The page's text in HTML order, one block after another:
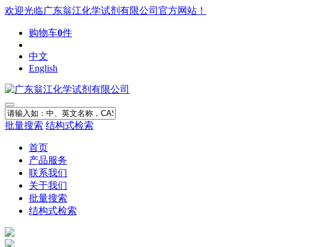
欢迎光临广东翁江化学试剂有限公司官方网站！
购物车0件
中文
English
批量搜索 结构式检索
首页
产品服务
联系我们
关于我们
批量搜索
结构式检索